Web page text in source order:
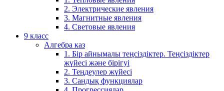
2. Электрические явления
3. Магнитные явления
4. Световые явления
9 класс
Алгебра каз
1. Бір айнымалы теңсіздіктер. Теңсіздіктер
жүйесі және бірігуі
2. Теңдеулер жүйесі
3. Сандық функциялар